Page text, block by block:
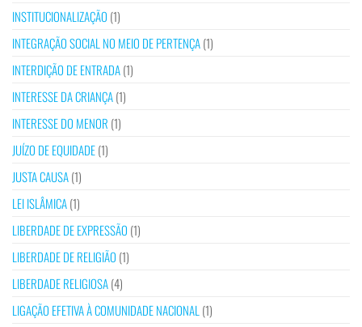
INSTITUCIONALIZAÇÃO (1)
INTEGRAÇÃO SOCIAL NO MEIO DE PERTENÇA(1)
INTERDIÇÃO DE ENTRADA(1)
INTERESSE DA CRIANÇA(1)
INTERESSE DO MENOR (1)
JUÍZO DE EQUIDADE(1)
JUSTA CAUSA(1)
LEI ISLÂMICA(1)
LIBERDADE DE EXPRESSÃO (1)
LIBERDADE DE RELIGIÃO (1)
LIBERDADE RELIGIOSA(4)
LIGAÇÃO EFETIVA À COMUNIDADE NACIONAL(1)